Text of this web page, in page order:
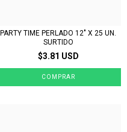
PARTY TIME PERLADO 12" X 25 UN.
SURTIDO
$3.81 USD